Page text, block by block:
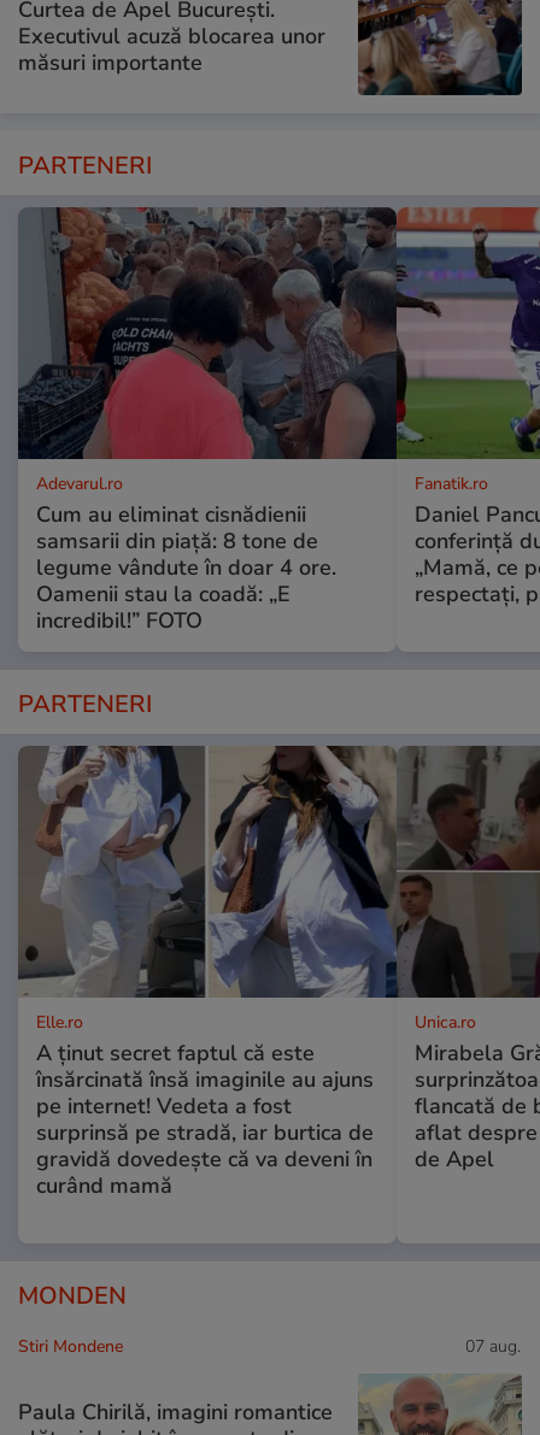
Curtea de Apel București.
Executivul acuză blocarea unor
măsuri importante
PARTENERI
Adevarul.ro
Cum au eliminat cisnădienii
samsarii din piață: 8 tone de
legume vândute în doar 4 ore.
Oamenii stau la coadă: „E
incredibil!” FOTO
Fanatik.ro
Daniel
conferință
„Mamă, ce
respectați,
PARTENERI
Elle.ro
A ținut secret faptul că este
însărcinată însă imaginile au ajuns
pe internet! Vedeta a fost
surprinsă pe stradă, iar burtica de
gravidă dovedește că va deveni în
curând mamă
Unica.ro
Mirabela
flancată de
aflat
de Apel
MONDEN
Stiri Mondene 07 aug.
Paula Chirilă, imagini romantice